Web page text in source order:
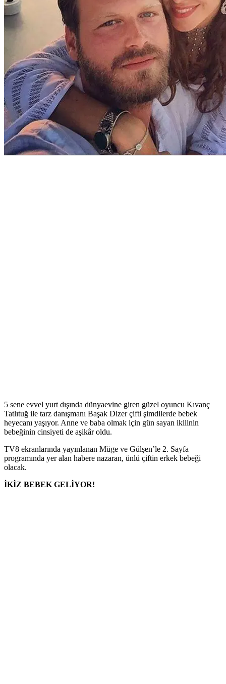
5 sene evvel yurt dışında dünyaevine giren güzel oyuncu Kıvanç
Tatlıtuğ ile tarz danışmanı Başak Dizer çifti şimdilerde bebek
heyecanı yaşıyor. Anne ve baba olmak için gün sayan ikilinin
bebeğinin cinsiyeti de aşikâr oldu.
TV8 ekranlarında yayınlanan Müge ve Gülşen’le 2. Sayfa
programında yer alan habere nazaran, ünlü çiftin erkek bebeği
olacak.
İKİZ BEBEK GELİYOR!